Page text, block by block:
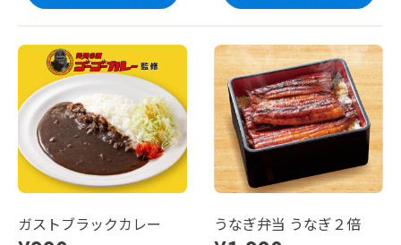
ガストブラックカレー うなぎ弁当 うなぎ２倍